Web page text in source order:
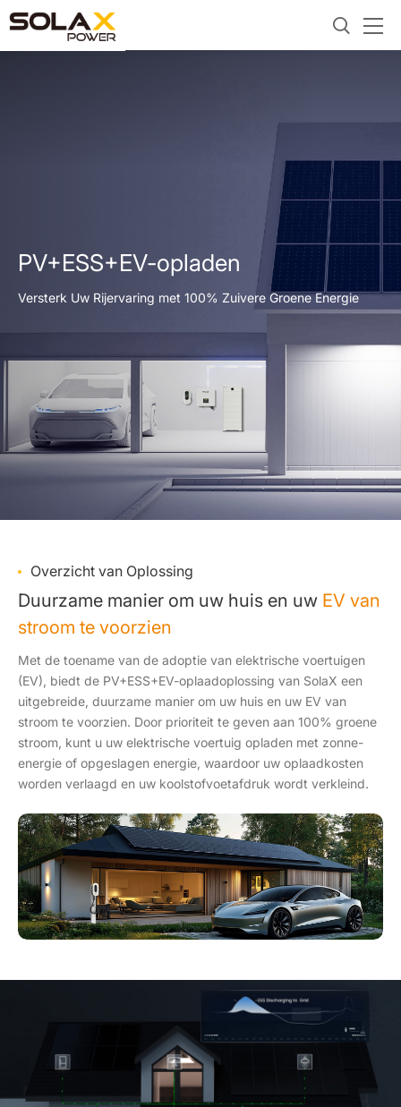
PV+ESS+EV-opladen
Versterk Uw Rijervaring met 100% Zuivere Groene Energie
Overzicht van Oplossing
Duurzame manier om uw huis en uw EV van
stroom te voorzien
Met de toename van de adoptie van elektrische voertuigen
(EV), biedt de PV+ESS+EV-oplaadoplossing van SolaX een
uitgebreide, duurzame manier om uw huis en uw EV van
stroom te voorzien. Door prioriteit te geven aan 100% groene
stroom, kunt u uw elektrische voertuig opladen met zonne-
energie of opgeslagen energie, waardoor uw oplaadkosten
worden verlaagd en uw koolstofvoetafdruk wordt verkleind.